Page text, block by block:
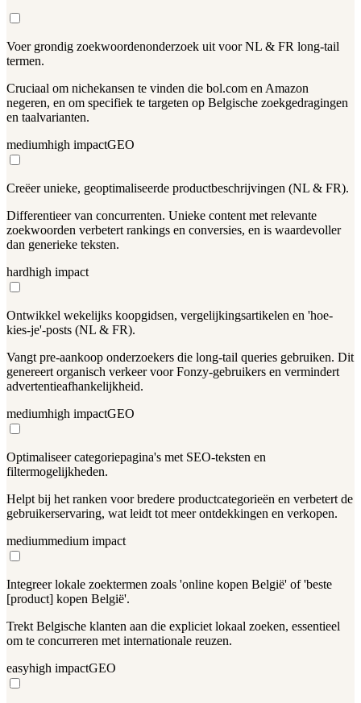
Voer grondig zoekwoordenonderzoek uit voor NL & FR long-tail
termen.
Cruciaal om nichekansen te vinden die bol.com en Amazon
negeren, en om specifiek te targeten op Belgische zoekgedragingen
en taalvarianten.
mediumhigh impactGEO
Creëer unieke, geoptimaliseerde productbeschrijvingen (NL & FR).
Differentieer van concurrenten. Unieke content met relevante
zoekwoorden verbetert rankings en conversies, en is waardevoller
dan generieke teksten.
hardhigh impact
Ontwikkel wekelijks koopgidsen, vergelijkingsartikelen en 'hoe-
kies-je'-posts (NL & FR).
Vangt pre-aankoop onderzoekers die long-tail queries gebruiken. Dit
genereert organisch verkeer voor Fonzy-gebruikers en vermindert
advertentieafhankelijkheid.
mediumhigh impactGEO
Optimaliseer categoriepagina's met SEO-teksten en
filtermogelijkheden.
Helpt bij het ranken voor bredere productcategorieën en verbetert de
gebruikerservaring, wat leidt tot meer ontdekkingen en verkopen.
mediummedium impact
Integreer lokale zoektermen zoals 'online kopen België' of 'beste
[product] kopen België'.
Trekt Belgische klanten aan die expliciet lokaal zoeken, essentieel
om te concurreren met internationale reuzen.
easyhigh impactGEO